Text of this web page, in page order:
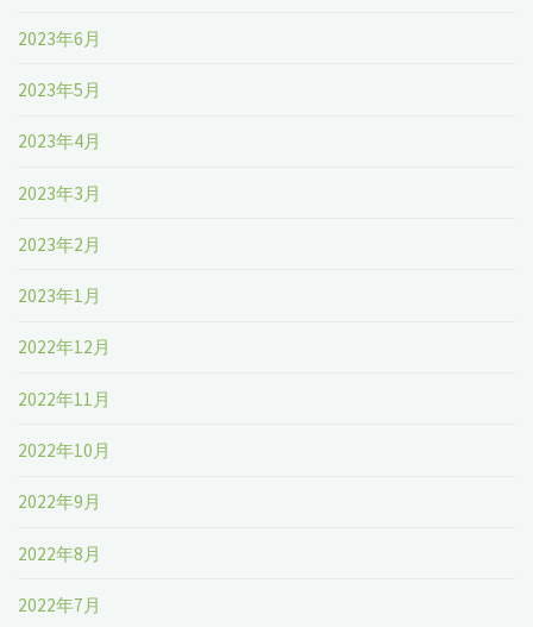
2023年6月
2023年5月
2023年4月
2023年3月
2023年2月
2023年1月
2022年12月
2022年11月
2022年10月
2022年9月
2022年8月
2022年7月